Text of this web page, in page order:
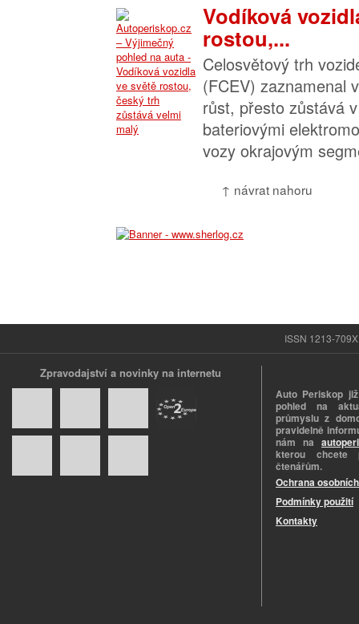
Vodíková
rostou,...
Celosvětový trh
(FCEV) zaznamenal
růst, přesto zůstává
bateriovými
vozy okrajovým
↑ návrat nahoru
ISSN 1213-
Zpravodajství a novinky na internetu
Auto Periskop
pohled na
průmyslu z
pravidelně
nám na
kterou chcete
čtenářům.
Ochrana
Podmínky použití
Kontakty